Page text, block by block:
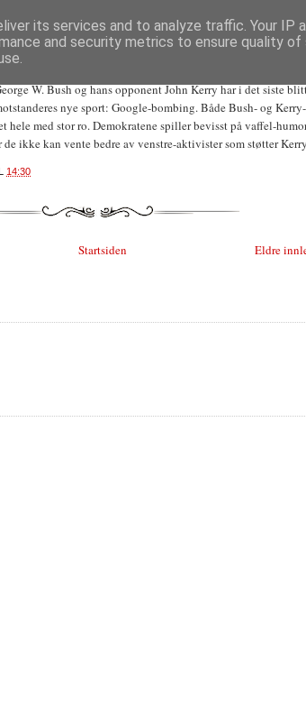
W. Bush og hans opponent John Kerry har i det siste
nye sport: Google-bombing. Både Bush- og Kerry-
hele med stor ro. Demokratene spiller bevisst på vaffel-
ikke kan vente bedre av venstre-aktivister som støtter
14:30
Eldre
Startsiden
its services and to analyze traffic. Your IP
and security metrics to ensure quality of